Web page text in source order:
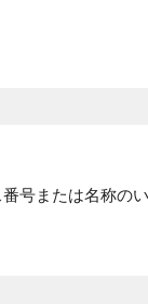
号または名称の